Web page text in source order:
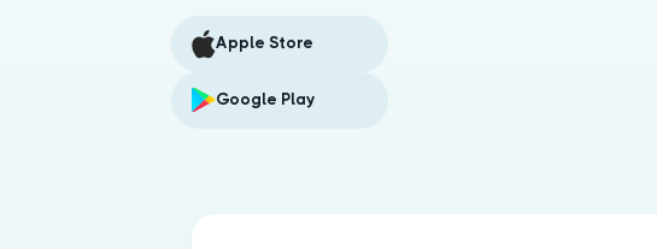
Apple Store
Google Play